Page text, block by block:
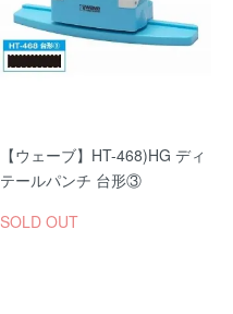
【ウェーブ】HT-468)HG ディ
テールパンチ 台形③
SOLD OUT